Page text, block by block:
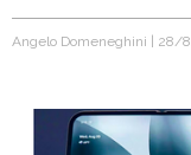
Angelo Domeneghini
28/